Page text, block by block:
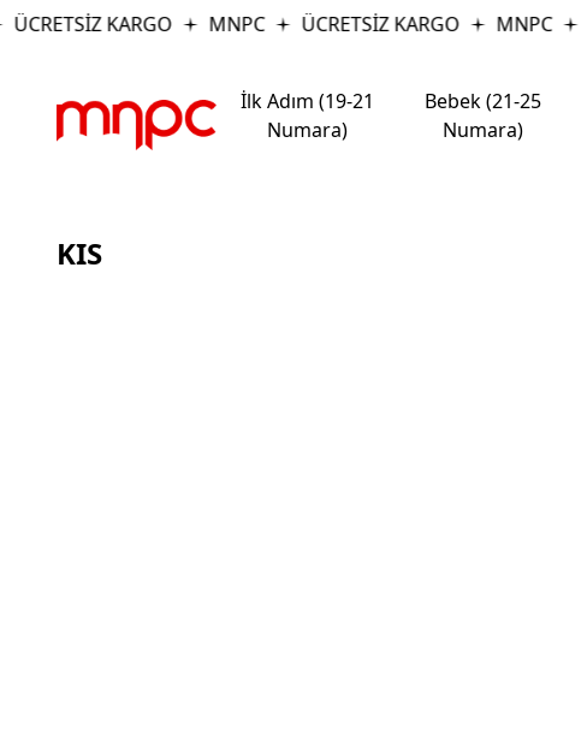
ÜCRETSİZ KARGO MNPC ÜCRETSİZ KARGO MNPC
İlk Adım (19-21
Numara)
Bebek (21-25
Numara)
KIS